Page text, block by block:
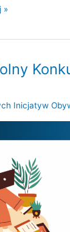
»
Inicjatyw